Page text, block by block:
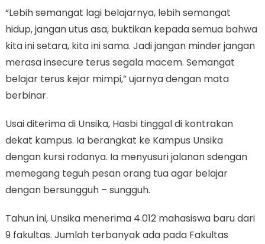
“Lebih semangat lagi belajarnya, lebih semangat
hidup, jangan utus asa, buktikan kepada semua bahwa
kita ini setara, kita ini sama. Jadi jangan minder jangan
merasa insecure terus segala macem. Semangat
belajar terus kejar mimpi,” ujarnya dengan mata
berbinar.
Usai diterima di Unsika, Hasbi tinggal di kontrakan
dekat kampus. Ia berangkat ke Kampus Unsika
dengan kursi rodanya. Ia menyusuri jalanan sdengan
memegang teguh pesan orang tua agar belajar
dengan bersungguh – sungguh.
Tahun ini, Unsika menerima 4.012 mahasiswa baru dari
9 fakultas. Jumlah terbanyak ada pada Fakultas